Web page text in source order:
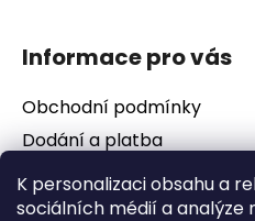
K personalizaci obsahu a
sociálních médií a analýze
Informace pro vás
Obchodní podmínky
Dodání a platba
Podmínky ochrany